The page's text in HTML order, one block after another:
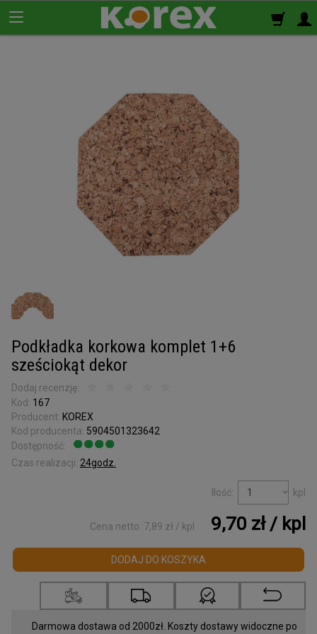
Korek ścienny
Płyty korkowe
Rolki korkowe
Podkład korkowy
pod panele
Korek izolacyjny
Izolacja termiczno-akustyczna
do terrarium
Podkładki korkowe
wykończeniowe
Akcesoria
Tablice w ramce
Korek dylatacyjny
Korki do butelek
Podkładka korkowa komplet 1+6
sześciokąt dekor
Dodaj recenzję:
Kod: 167
Producent: KOREX
Kod producenta: 5904501323642
Dostępność:
Czas realizacji: 24godz.
Ilość: kpl
Cena netto: 7,89 zł / kpl 9,70 zł/ kpl
DODAJ DO KOSZYKA
Darmowa dostawa od 2000zł. Koszty dostawy widoczne po